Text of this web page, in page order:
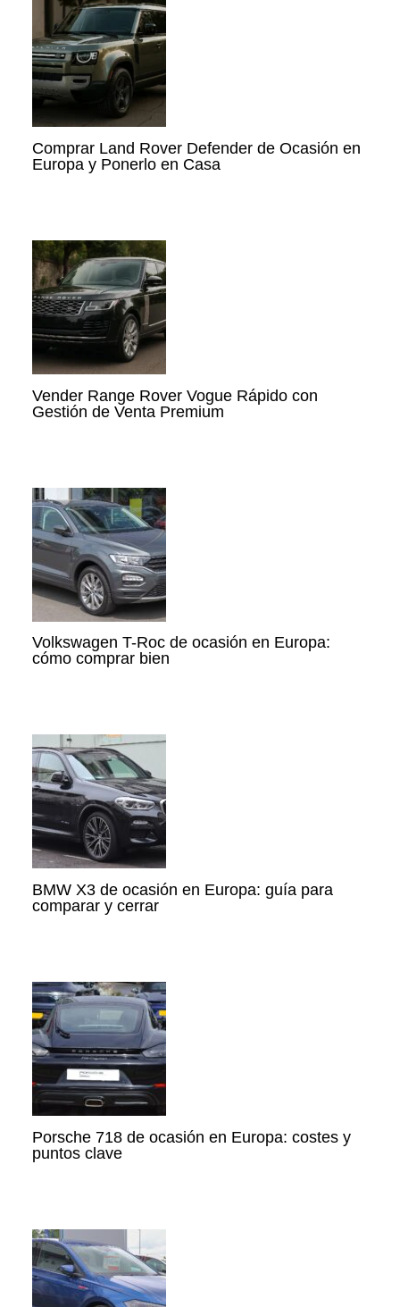
Comprar Land Rover Defender de Ocasión en
Europa y Ponerlo en Casa
Vender Range Rover Vogue Rápido con
Gestión de Venta Premium
Volkswagen T-Roc de ocasión en Europa:
cómo comprar bien
BMW X3 de ocasión en Europa: guía para
comparar y cerrar
Porsche 718 de ocasión en Europa: costes y
puntos clave